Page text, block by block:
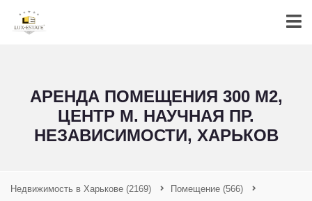
АРЕНДА ПОМЕЩЕНИЯ 300 М2,
ЦЕНТР М. НАУЧНАЯ ПР.
НЕЗАВИСИМОСТИ, ХАРЬКОВ
Недвижимость в Харькове (2169) Помещение (566)